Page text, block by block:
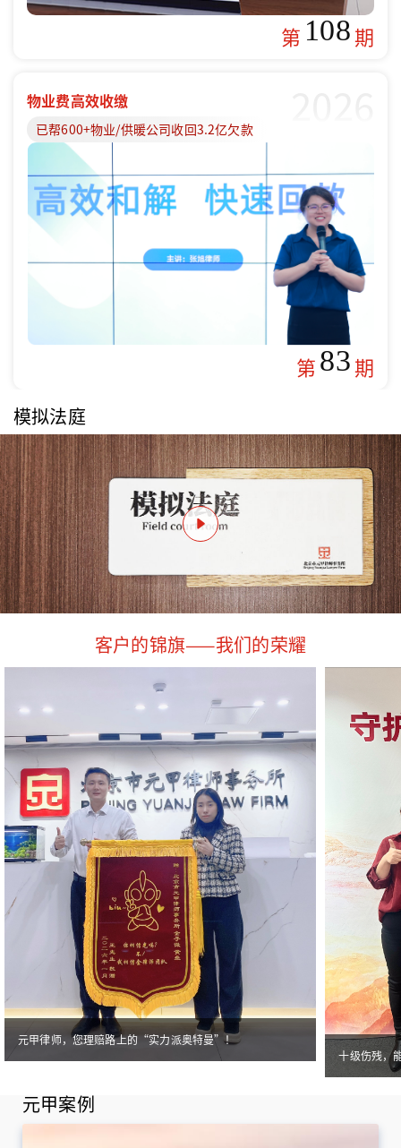
第 108期
物业费高效收缴
已帮600+物业/供暖公司收回3.2亿欠款
第83期
模拟法庭
客户的锦旗——我们的荣耀
元甲律师，您理赔路上的“实力派奥特曼”！
十级伤残，
元甲案例